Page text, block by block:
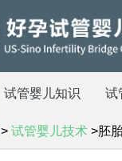
试管婴儿知识 试
> 试管婴儿技术 >胚